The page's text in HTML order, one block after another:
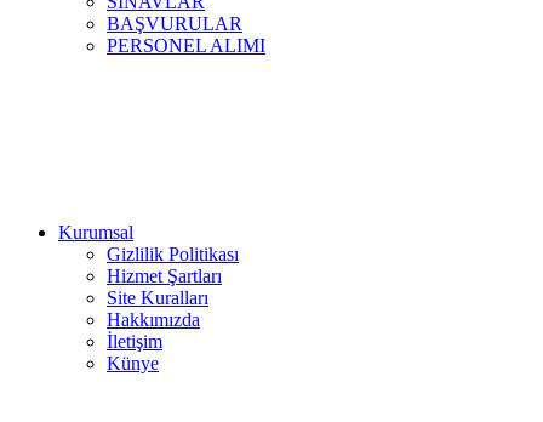
BAŞVURULAR
PERSONEL ALIMI
Kurumsal
Gizlilik Politikası
Hizmet Şartları
Site Kuralları
Hakkımızda
İletişim
Künye